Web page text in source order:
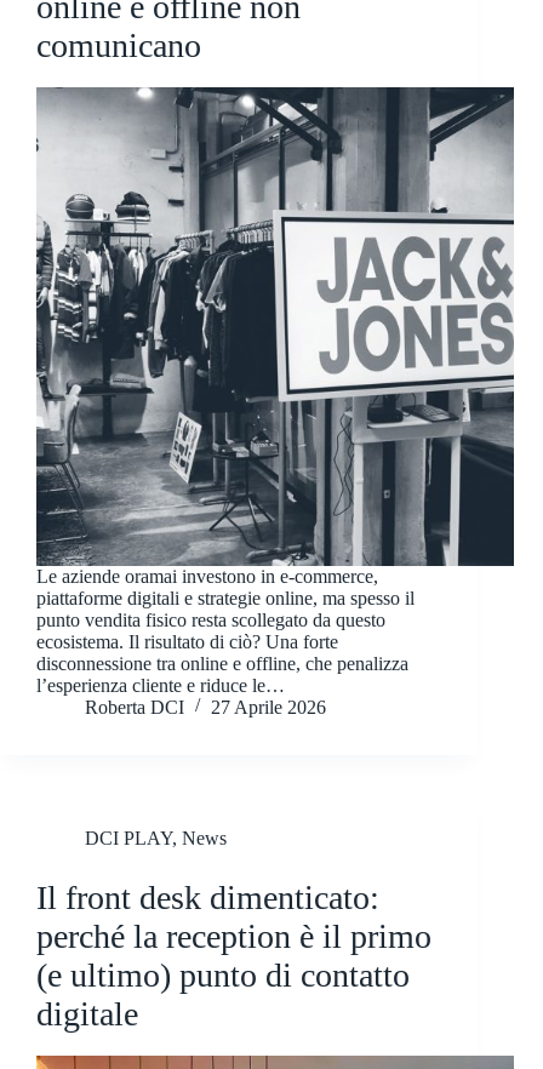
comunicano
Le aziende oramai investono in e-commerce,
piattaforme digitali e strategie online, ma spesso il
punto vendita fisico resta scollegato da questo
ecosistema. Il risultato di ciò? Una forte
disconnessione tra online e offline, che penalizza
l’esperienza cliente e riduce le…
Roberta DCI
27 Aprile 2026
DCI PLAY, News
Il front desk dimenticato:
perché la reception è il primo
(e ultimo) punto di contatto
digitale